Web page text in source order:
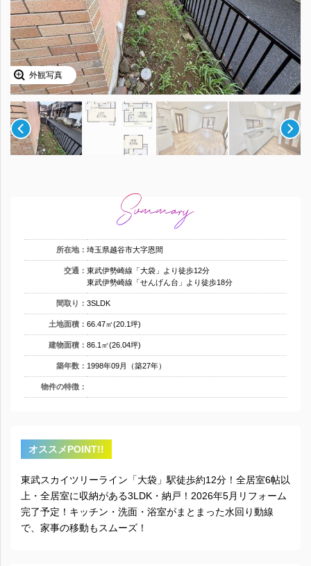
外観写真
所在地： 埼玉県越谷市大字恩間
交通： 東武伊勢崎線「大袋」より徒歩12分
東武伊勢崎線「せんげん台」より徒歩18分
間取り： 3SLDK
土地面積： 66.47㎡(20.1坪)
建物面積： 86.1㎡(26.04坪)
築年数： 1998年09月（築27年）
物件の特徴：
オススメPOINT!!
東武スカイツリーライン「大袋」駅徒歩約12分！全居室6帖以
上・全居室に収納がある3LDK・納戸！2026年5月リフォーム
完了予定！キッチン・洗面・浴室がまとまった水回り動線
で、家事の移動もスムーズ！